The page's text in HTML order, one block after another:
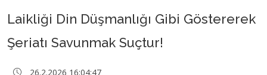
Laikliği Din Düşmanlığı Gibi Göstererek
Şeriatı Savunmak Suçtur!
26.2.2026 16:04:47